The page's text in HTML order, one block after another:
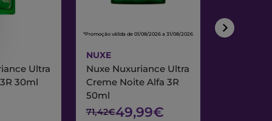
Ultra
30ml
*Promoção válida de 01/08/2026 a 31/08/2026
NUXE
Nuxe Nuxuriance Ultra
Creme Noite Alfa 3R
50ml
71,42€49,99€
*Promoção válida